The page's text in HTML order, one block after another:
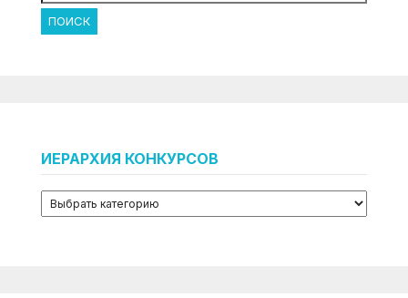
ИЕРАРХИЯ КОНКУРСОВ